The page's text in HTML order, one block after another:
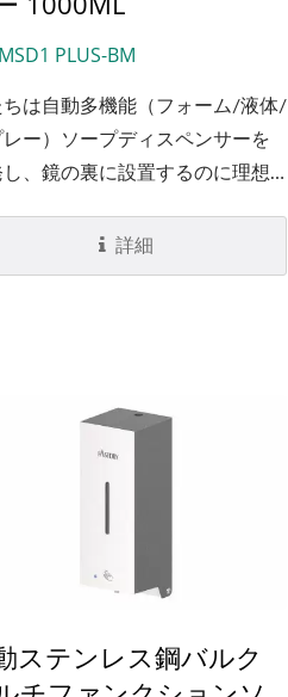
PLUS-BM
ちは自動多機能（フォーム/液体/
レー）ソープディスペンサーを
し、鏡の裏に設置するのに理想
業用トイレデザインのトレンド
致しており、適切に設置すれば
詳細
ステンレス鋼バルク